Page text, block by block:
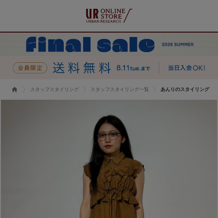
スタッフスタイリング スタッフスタイリング一覧 あんりのスタイリング